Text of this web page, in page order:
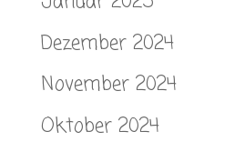
Dezember 2024
November 2024
Oktober 2024